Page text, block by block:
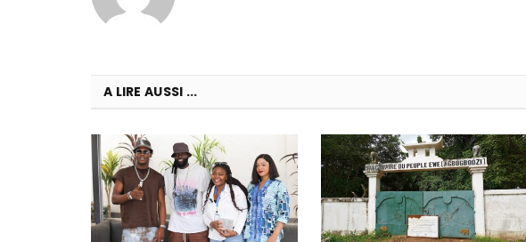
A LIRE AUSSI ...